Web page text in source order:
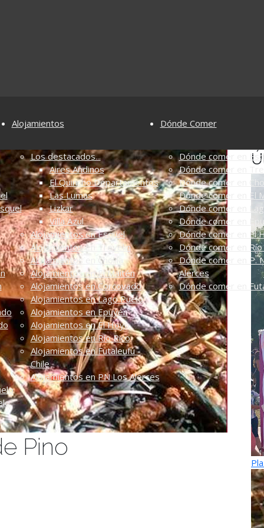
Alojamientos
Los destacados...
Aires Andinos
El Quincho Departamentos
Las Lumas
Lizkar
Villa Azul
Alojamientos en Esquel
Alojamientos en Trevelin
Alojamientos en Cholila
Alojamientos en El Maitén
Alojamientos en Corcovado
Alojamientos en Lago Puelo
Alojamientos en Epuyén
Alojamientos en El Hoyo
Alojamientos en Río Pico
Alojamientos en Futaleufú -
Chile
Alojamientos en PN Los Alerces
Dónde Comer
Dónde comer en
Dónde comer en
Dónde comer en
Dónde comer en El
Dónde comer en
Dónde comer en
Dónde comer en El
Dónde comer en Río
Dónde comer en P.
Alerces
Dónde comer en
Pino